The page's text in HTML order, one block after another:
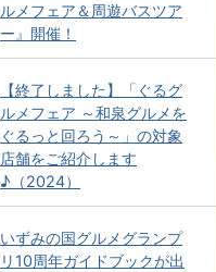
ルメフェア＆周遊バスツア
ー』開催！
【終了しました】「ぐるグ
ルメフェア ～和泉グルメを
ぐるっと回ろう～」の対象
店舗をご紹介します
♪（2024）
いずみの国グルメグランプ
リ10周年ガイドブックが出